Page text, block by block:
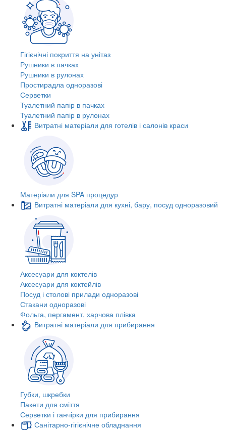
Гігієнічні покриття на унітаз
Рушники в пачках
Рушники в рулонах
Простирадла одноразові
Серветки
Туалетний папір в пачках
Туалетний папір в рулонах
Витратні матеріали для готелів і салонів краси
Матеріали для SPA процедур
Витратні матеріали для кухні, бару, посуд одноразовий
Аксесуари для коктелів
Аксесуари для коктейлів
Посуд і столові прилади одноразові
Стакани одноразові
Фольга, пергамент, харчова плівка
Витратні матеріали для прибирання
Губки, шкребки
Пакети для сміття
Серветки і ганчірки для прибирання
Санітарно-гігієнічне обладнання